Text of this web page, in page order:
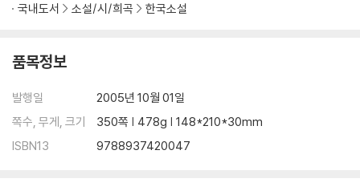
국내도서
소설/시/희곡 한국소설
품목정보
발행일
2005년 10월 01일
쪽수, 무게, 크기
350쪽 | 478g | 148*210*30mm
ISBN13
9788937420047